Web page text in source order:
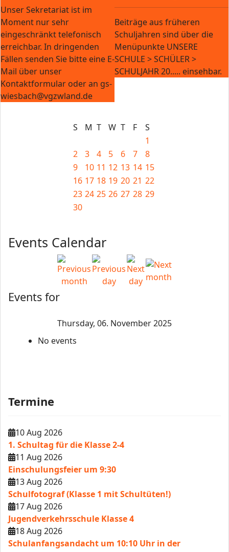
Unser Sekretariat ist im
Moment nur sehr
eingeschränkt telefonisch
erreichbar. In dringenden
Fällen senden Sie bitte eine E-
Mail über unser
Kontaktformular oder an gs-
wiesbach@vgzwland.de
Beiträge aus früheren
Schuljahren sind über die
Menüpunkte UNSERE
SCHULE > SCHÜLER >
SCHULJAHR 20..... einsehbar.
S M T W T F
S
1
2
3 4 5 6 7
8
9
10 11 12 13 14 15
16 17 18 19 20 21 22
23 24 25 26 27 28 29
30
Events Calendar
Events for
Thursday, 06. November 2025
No events
Termine
10 Aug 2026
1. Schultag für die Klasse 2-4
11 Aug 2026
Einschulungsfeier um 9:30
13 Aug 2026
Schulfotograf (Klasse 1 mit Schultüten!)
17 Aug 2026
Jugendverkehrsschule Klasse 4
18 Aug 2026
Schulanfangsandacht um 10:10 Uhr in der